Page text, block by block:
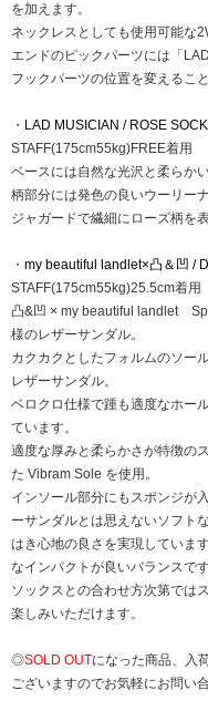
を加えます。
ネックレスとしても使用可能な
エンドのピックパーツには「
フックパーツの位置を変えるこ
・ LAD MUSICIAN / ROSE
STAFF(175cm55kg)FREE着用
ベースには自然な光沢と柔らか
柄部分には発色の良いウーリー
ジャガードで繊細にローズ柄を
・ my beautiful landlet×凸＆凹 /
STAFF(175cm55kg)25.5cm着用
凸&凹 × my beautiful landlet
様のレザーサンダル。
カクカクとしたフォルムのソー
レザーサンダル。
ベロクロ仕様で踵も適度なホー
ています。
適度な厚みと柔らかさが特徴の
た Vibram Sole を使用。
インソール部分にもスポンジが
ーサンダルとは思えないソフトな
はき心地の良さを実現していま
なインパクトが良いバランスです
ソックスとの合わせ方次第では
楽しみいただけます。
◎SOLD OUTになった商品、入
ございますのでお気軽にお問い